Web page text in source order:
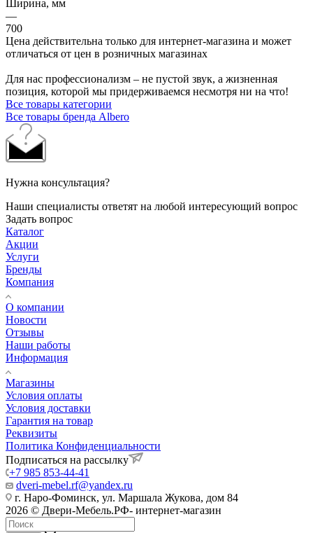
Ширина, мм
—
700
Цена действительна только для интернет-магазина и может
отличаться от цен в розничных магазинах
Для нас профессионализм – не пустой звук, а жизненная
позиция, которой мы придерживаемся несмотря ни на что!
Все товары категории
Все товары бренда Albero
Нужна консультация?
Наши специалисты ответят на любой интересующий вопрос
Задать вопрос
Каталог
Акции
Услуги
Бренды
Компания
О компании
Новости
Отзывы
Наши работы
Информация
Магазины
Условия оплаты
Условия доставки
Гарантия на товар
Реквизиты
Политика Конфиденциальности
Подписаться на рассылку
+7 985 853-44-41
dveri-mebel.rf@yandex.ru
г. Наро-Фоминск, ул. Маршала Жукова, дом 84
2026 © Двери-Мебель.РФ- интернет-магазин